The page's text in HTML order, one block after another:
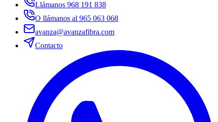
Llámanos 968 191 838
O llámanos al 965 063 068
avanza@avanzafibra.com
Contacto